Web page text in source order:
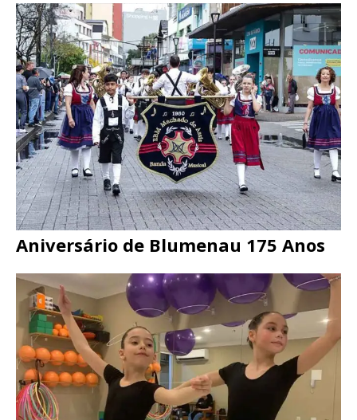
Aniversário de Blumenau 175 Anos